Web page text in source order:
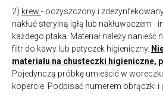
2) krew - oczyszczony i
nakłuć sterylną igłą lub nakłuwaczem -
każdego ptaka. Materiał należy nanieść
filtr do kawy lub patyczek higieniczny.
materiału na chusteczki higieniczne,
Pojedynczą próbkę umieścić w
kopercie. Podpisać numerem obrączki i